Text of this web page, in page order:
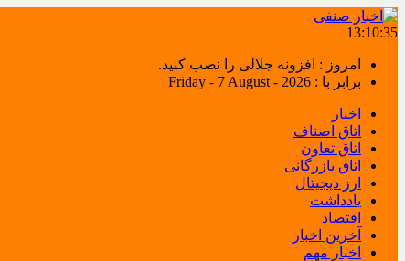
13:10:35
امروز : افزونه جلالی را نصب کنید.
برابر با : Friday - 7 August - 2026
اخبار
اتاق اصناف
اتاق تعاون
اتاق بازرگانی
ارز دیجیتال
یادداشت
اقتصاد
آخرین اخبار
اخبار مهم